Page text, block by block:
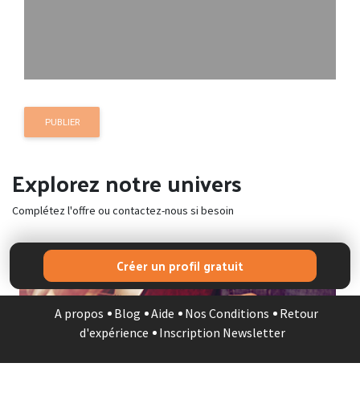
PUBLIER
Explorez notre univers
Complétez l'offre ou contactez-nous si besoin
MUSICIEN
Créer un profil gratuit
A propos Blog Aide Nos Conditions
Retour
d'expérience
Inscription Newsletter